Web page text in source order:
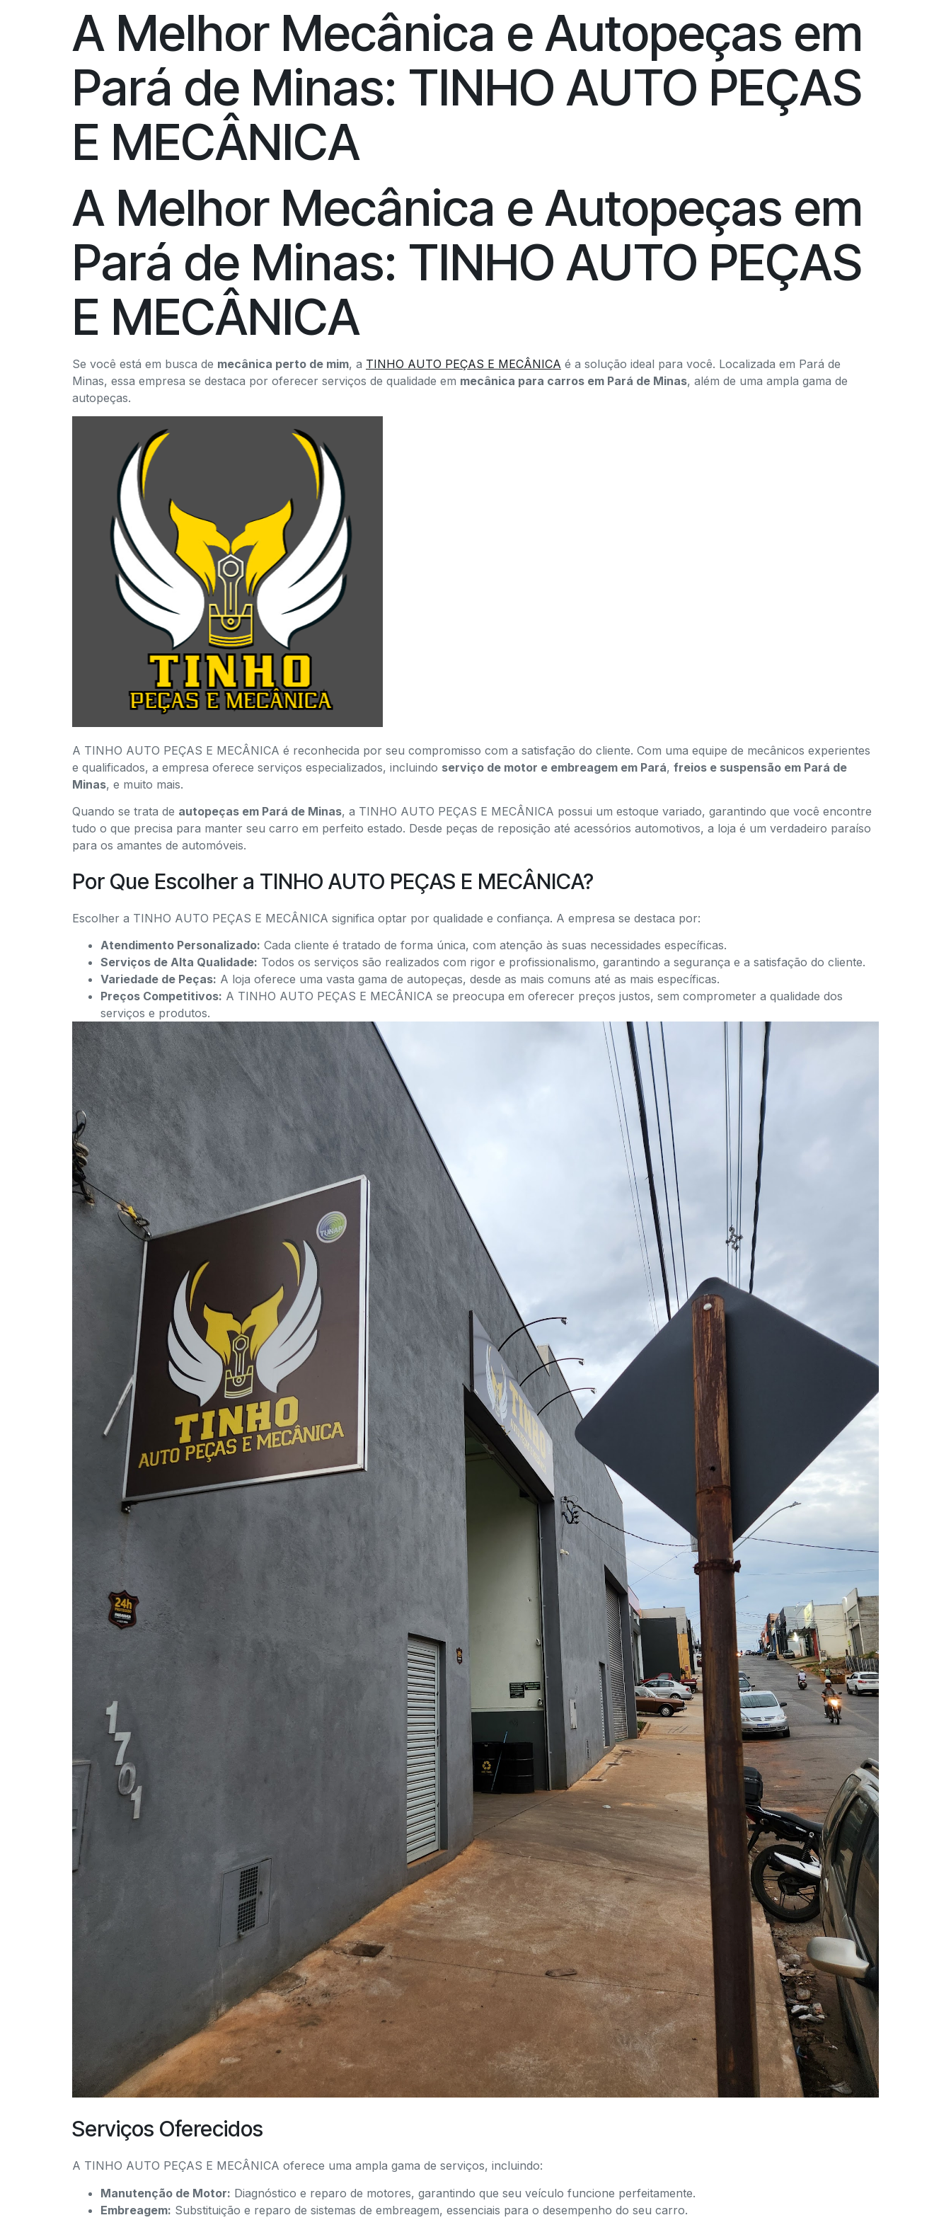
A Melhor Mecânica e Autopeças em
Pará de Minas: TINHO AUTO PEÇAS
E MECÂNICA
A Melhor Mecânica e Autopeças em
Pará de Minas: TINHO AUTO PEÇAS
E MECÂNICA
Se você está em busca de mecânica perto de mim, a TINHO AUTO PEÇAS E MECÂNICA é a solução ideal para você. Localizada em Pará de
Minas, essa empresa se destaca por oferecer serviços de qualidade em mecânica para carros em Pará de Minas, além de uma ampla gama de
autopeças.
A TINHO AUTO PEÇAS E MECÂNICA é reconhecida por seu compromisso com a satisfação do cliente. Com uma equipe de mecânicos experientes
e qualificados, a empresa oferece serviços especializados, incluindo serviço de motor e embreagem em Pará, freios e suspensão em Pará de
Minas, e muito mais.
Quando se trata de autopeças em Pará de Minas, a TINHO AUTO PEÇAS E MECÂNICA possui um estoque variado, garantindo que você encontre
tudo o que precisa para manter seu carro em perfeito estado. Desde peças de reposição até acessórios automotivos, a loja é um verdadeiro paraíso
para os amantes de automóveis.
Por Que Escolher a TINHO AUTO PEÇAS E MECÂNICA?
Escolher a TINHO AUTO PEÇAS E MECÂNICA significa optar por qualidade e confiança. A empresa se destaca por:
Atendimento Personalizado: Cada cliente é tratado de forma única, com atenção às suas necessidades específicas.
Serviços de Alta Qualidade: Todos os serviços são realizados com rigor e profissionalismo, garantindo a segurança e a satisfação do cliente.
Variedade de Peças: A loja oferece uma vasta gama de autopeças, desde as mais comuns até as mais específicas.
Preços Competitivos: A TINHO AUTO PEÇAS E MECÂNICA se preocupa em oferecer preços justos, sem comprometer a qualidade dos
serviços e produtos.
Serviços Oferecidos
A TINHO AUTO PEÇAS E MECÂNICA oferece uma ampla gama de serviços, incluindo:
Manutenção de Motor: Diagnóstico e reparo de motores, garantindo que seu veículo funcione perfeitamente.
Embreagem: Substituição e reparo de sistemas de embreagem, essenciais para o desempenho do seu carro.